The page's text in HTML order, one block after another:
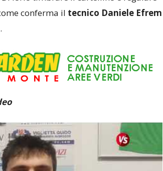
conferma il tecnico Daniele Efrem